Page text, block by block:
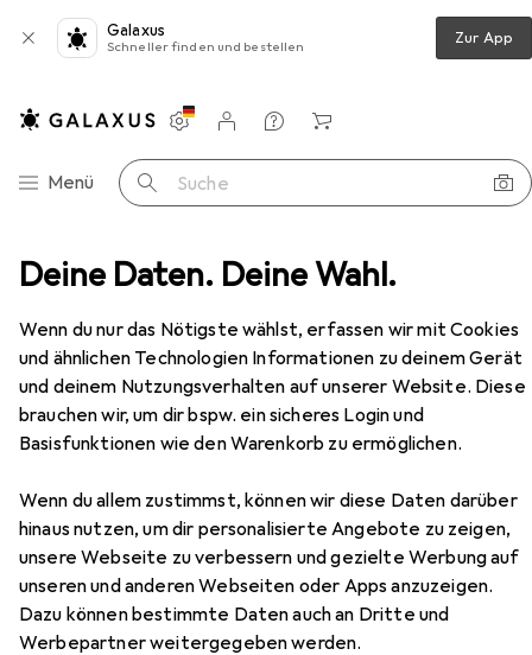
Deine Daten. Deine Wahl.
Wenn du nur das Nötigste wählst, erfassen wir mit Cookies
und ähnlichen Technologien Informationen zu deinem Gerät
und deinem Nutzungsverhalten auf unserer Website. Diese
brauchen wir, um dir bspw. ein sicheres Login und
Basisfunktionen wie den Warenkorb zu ermöglichen.
Wenn du allem zustimmst, können wir diese Daten darüber
hinaus nutzen, um dir personalisierte Angebote zu zeigen,
unsere Webseite zu verbessern und gezielte Werbung auf
unseren und anderen Webseiten oder Apps anzuzeigen.
Dazu können bestimmte Daten auch an Dritte und
Werbepartner weitergegeben werden.
Galaxus
Schneller finden und bestellen Zur App
Navigation nach Kategorien
Menü Suche
Einstellungen
Kundenkonto
Vergleichslisten
Merklisten
Warenkorb
+ Thermosflasche Sigg Wmb One Mickey Retro
EUR
38,19
SiggWmb One Mickey Retro